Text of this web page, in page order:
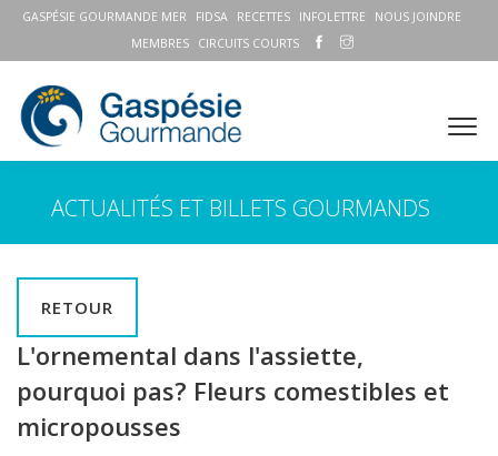
GASPÉSIE GOURMANDE MER FIDSA RECETTES INFOLETTRE
NOUS JOINDRE
MEMBRES
CIRCUITS COURTS
ACTUALITÉS ET BILLETS GOURMANDS
RETOUR
L'ornemental dans l'assiette,
pourquoi pas? Fleurs comestibles et
micropousses